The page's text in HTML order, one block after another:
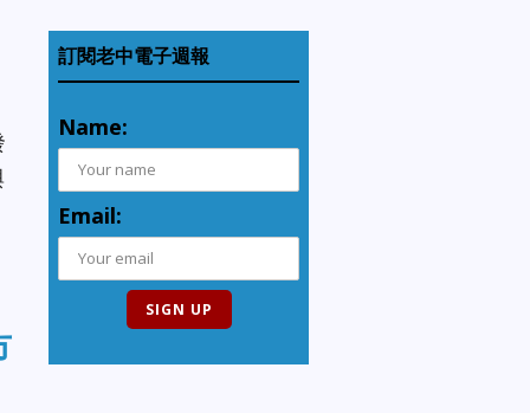
訂閱老中電子週報
Name:
Email: